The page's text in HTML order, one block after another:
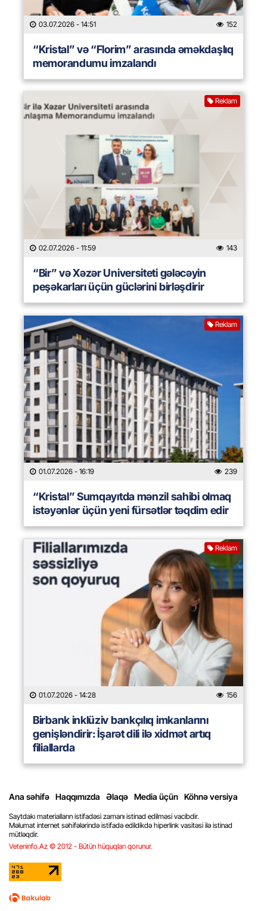
03.07.2026 - 14:51 152
“Kristal” və “Florim” arasında əməkdaşlıq
memorandumu imzalandı
Reklam
02.07.2026 - 11:59 143
“Bir” və Xəzər Universiteti gələcəyin
peşəkarları üçün güclərini birləşdirir
Reklam
01.07.2026 - 16:19 239
“Kristal” Sumqayıtda mənzil sahibi olmaq
istəyənlər üçün yeni fürsətlər təqdim edir
Reklam
01.07.2026 - 14:28 156
Birbank inklüziv bankçılıq imkanlarını
genişləndirir: İşarət dili ilə xidmət artıq
filiallarda
Ana səhifə Haqqımızda Əlaqə Media üçün Köhnə versiya
Saytdakı materialların istifadəsi zamanı istinad edilməsi vacibdir.
Məlumat internet səhifələrində istifadə edildikdə hiperlink vasitəsi ilə istinad
mütləqdir.
Veteninfo.Az © 2012 - Bütün hüquqları qorunur.